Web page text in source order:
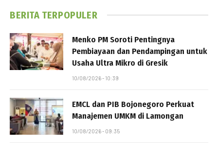
BERITA TERPOPULER
Menko PM Soroti Pentingnya
Pembiayaan dan Pendampingan untuk
Usaha Ultra Mikro di Gresik
10/08/2026 - 10:39
EMCL dan PIB Bojonegoro Perkuat
Manajemen UMKM di Lamongan
10/08/2026 - 09:35